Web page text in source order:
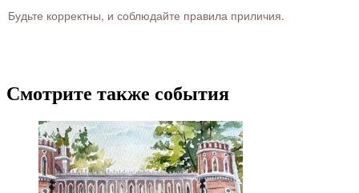
Будьте корректны, и соблюдайте правила приличия.
Смотрите также события